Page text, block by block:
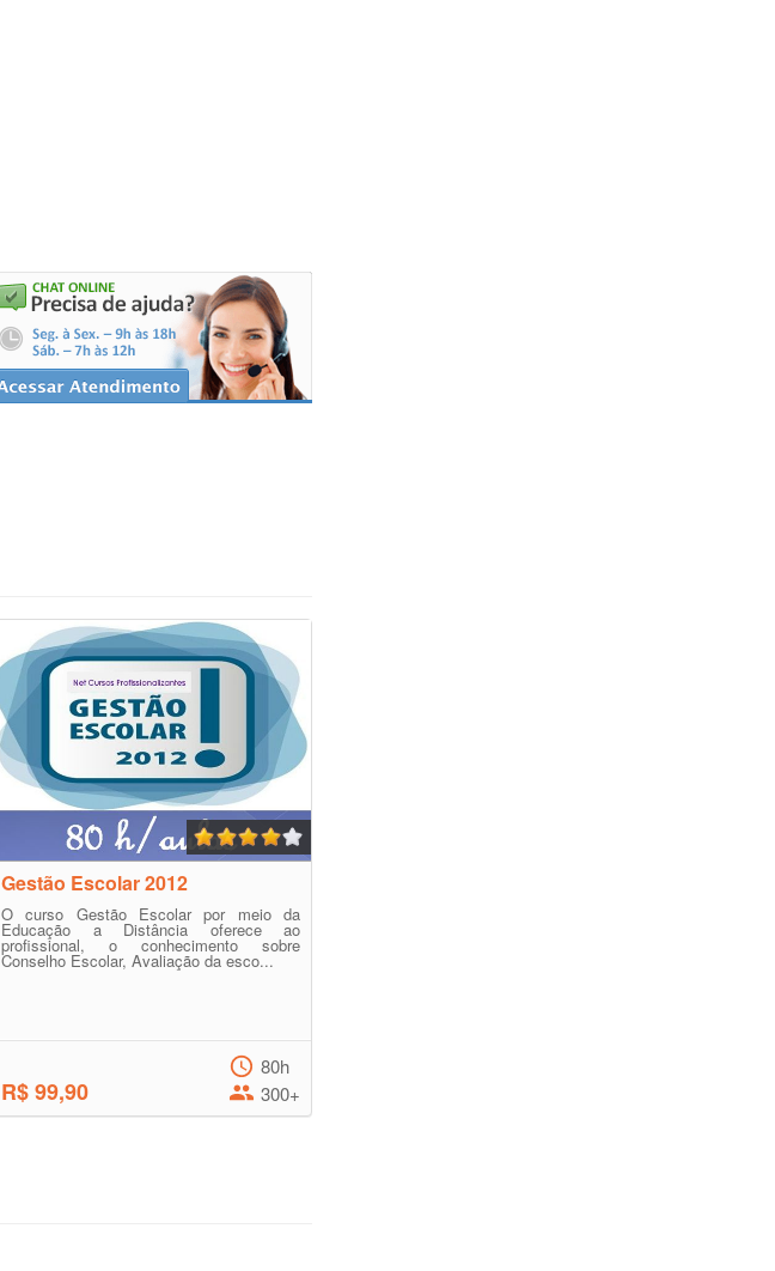
Gestão Escolar 2012
O curso Gestão Escolar por meio da
Educação a Distância oferece ao
profissional, o conhecimento sobre
Conselho Escolar, Avaliação da esco...
R$ 99,90
80h
300+